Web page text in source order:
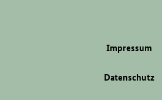
Impressum
Datenschutz